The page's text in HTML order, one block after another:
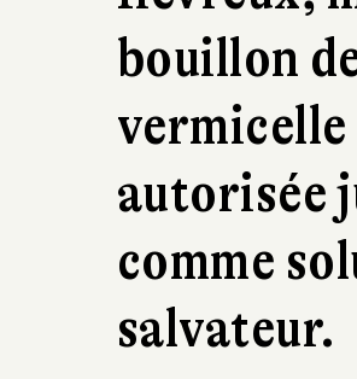
bouillon
autorisée
comme
salvateur.